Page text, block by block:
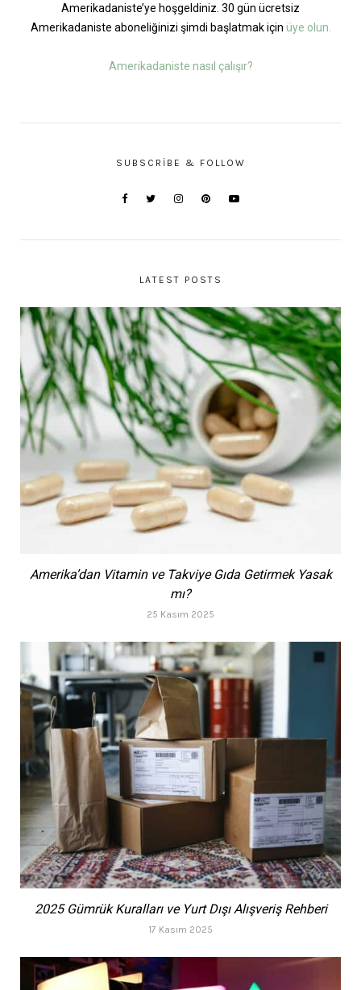
Amerikadaniste’ye hoşgeldiniz. 30 gün ücretsiz
Amerikadaniste aboneliğinizi şimdi başlatmak için üye olun.
Amerikadaniste nasıl çalışır?
SUBSCRIBE & FOLLOW
LATEST POSTS
Amerika’dan Vitamin ve Takviye Gıda Getirmek Yasak
mı?
25 Kasım 2025
2025 Gümrük Kuralları ve Yurt Dışı Alışveriş Rehberi
17 Kasım 2025